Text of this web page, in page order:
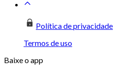
Política de privacidade
Termos de uso
Baixe o app